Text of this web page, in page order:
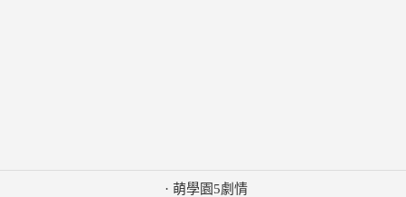
· 萌學園5劇情